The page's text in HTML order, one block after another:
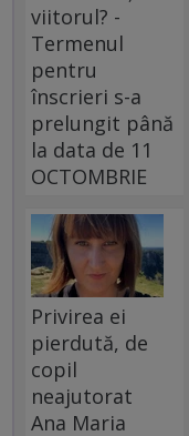
viitorul? -
Termenul
pentru
înscrieri s-a
prelungit până
la data de 11
OCTOMBRIE
Privirea ei
pierdută, de
copil
neajutorat
Ana Maria